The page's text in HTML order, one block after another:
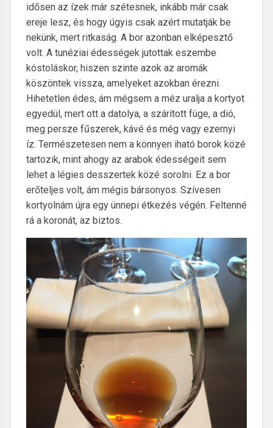
idősen az ízek már szétesnek, inkább már csak
ereje lesz, és hogy úgyis csak azért mutatják be
nekünk, mert ritkaság. A bor azonban elképesztő
volt. A tunéziai édességek jutottak eszembe
kóstoláskor, hiszen szinte azok az aromák
köszöntek vissza, amelyeket azokban érezni.
Hihetetlen édes, ám mégsem a méz uralja a kortyot
egyedül, mert ott a datolya, a szárított füge, a dió,
meg persze fűszerek, kávé és még vagy ezernyi
íz. Természetesen nem a könnyen iható borok közé
tartozik, mint ahogy az arabok édességeit sem
lehet a légies desszertek közé sorolni. Ez a bor
erőteljes volt, ám mégis bársonyos. Szívesen
kortyolnám újra egy ünnepi étkezés végén. Feltenné
rá a koronát, az biztos.